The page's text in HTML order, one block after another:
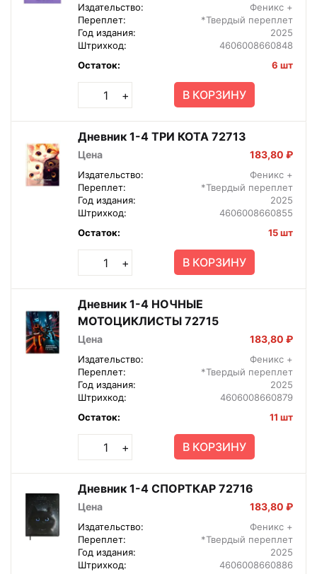
Издательство:
Феникс +
Переплет:
*Твердый переплет
Год издания:
2025
Штрихкод:
4606008660848
Остаток:
6 шт
+ В КОРЗИНУ
Дневник 1-4 ТРИ КОТА 72713
Цена 183,80 ₽
Издательство:
Феникс +
Переплет:
*Твердый переплет
Год издания:
2025
Штрихкод:
4606008660855
Остаток:
15 шт
+ В КОРЗИНУ
Дневник 1-4 НОЧНЫЕ
МОТОЦИКЛИСТЫ 72715
Цена 183,80 ₽
Издательство:
Феникс +
Переплет:
*Твердый переплет
Год издания:
2025
Штрихкод:
4606008660879
Остаток:
11 шт
+ В КОРЗИНУ
Дневник 1-4 СПОРТКАР 72716
Цена 183,80 ₽
Издательство:
Феникс +
Переплет:
*Твердый переплет
Год издания:
2025
Штрихкод:
4606008660886